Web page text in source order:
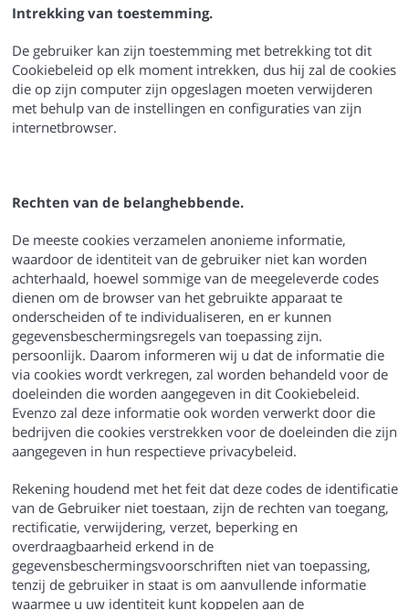
Intrekking van toestemming.
De gebruiker kan zijn toestemming met betrekking tot dit
Cookiebeleid op elk moment intrekken, dus hij zal de cookies
die op zijn computer zijn opgeslagen moeten verwijderen
met behulp van de instellingen en configuraties van zijn
internetbrowser.
Rechten van de belanghebbende.
De meeste cookies verzamelen anonieme informatie,
waardoor de identiteit van de gebruiker niet kan worden
achterhaald, hoewel sommige van de meegeleverde codes
dienen om de browser van het gebruikte apparaat te
onderscheiden of te individualiseren, en er kunnen
gegevensbeschermingsregels van toepassing zijn.
persoonlijk. Daarom informeren wij u dat de informatie die
via cookies wordt verkregen, zal worden behandeld voor de
doeleinden die worden aangegeven in dit Cookiebeleid.
Evenzo zal deze informatie ook worden verwerkt door die
bedrijven die cookies verstrekken voor de doeleinden die zijn
aangegeven in hun respectieve privacybeleid.
Rekening houdend met het feit dat deze codes de identificatie
van de Gebruiker niet toestaan, zijn de rechten van toegang,
rectificatie, verwijdering, verzet, beperking en
overdraagbaarheid erkend in de
gegevensbeschermingsvoorschriften niet van toepassing,
tenzij de gebruiker in staat is om aanvullende informatie
waarmee u uw identiteit kunt koppelen aan de